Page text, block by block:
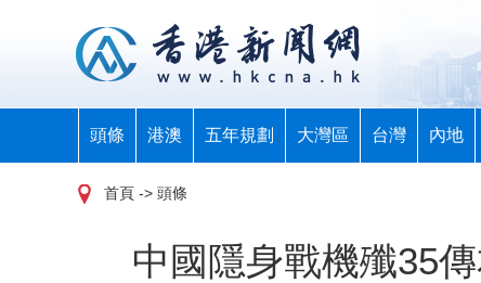
頭條 港澳 五年規劃 大灣區 台灣 內地
首頁 -> 頭條
中國隱身戰機殲35